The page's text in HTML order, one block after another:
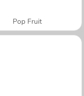
Pop Fruit